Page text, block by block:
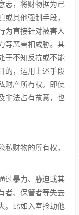
志，将财物据为己
或其他强制手段，
为直接针对被害人
等恶害相威胁。其
于不知反抗或不能
的，运用上述手段
财产所有权。即使
非法占有故意，也
私财物的所有权，
过暴力、胁迫或其
者、保管者等失去
。比如入室抢劫他